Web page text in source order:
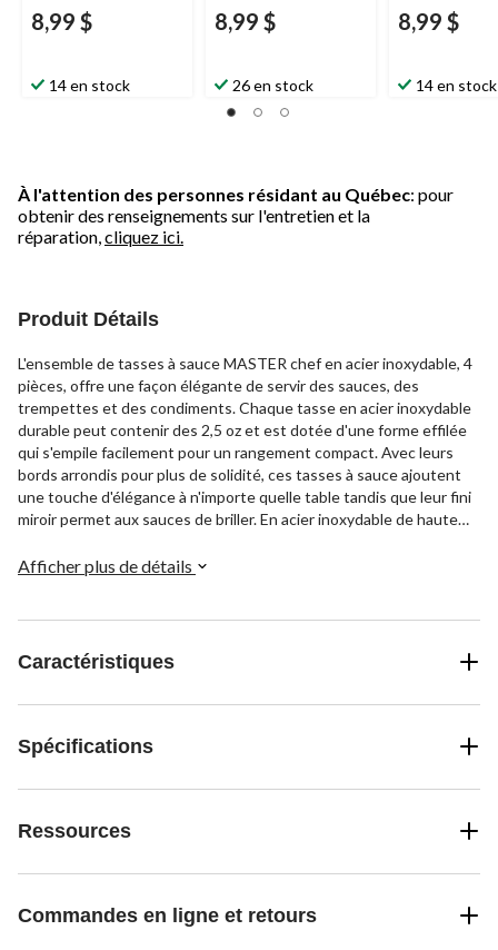
8,99 $
14 en stock
8,99 $
26 en stock
8,99 $
14 en stock
À l'attention des personnes résidant au Québec: pour
obtenir des renseignements sur l'entretien et la
réparation, cliquez ici.
Produit Détails
L'ensemble de tasses à sauce MASTER chef en acier inoxydable, 4
pièces, offre une façon élégante de servir des sauces, des
trempettes et des condiments. Chaque tasse en acier inoxydable
durable peut contenir des 2,5 oz et est dotée d'une forme effilée
qui s'empile facilement pour un rangement compact. Avec leurs
bords arrondis pour plus de solidité, ces tasses à sauce ajoutent
une touche d'élégance à n'importe quelle table tandis que leur fini
miroir permet aux sauces de briller. En acier inoxydable de haute
se déformer. Leur format compact les rend parfaits pour des
Afficher plus de détails
Caractéristiques
Spécifications
Ressources
Commandes en ligne et retours